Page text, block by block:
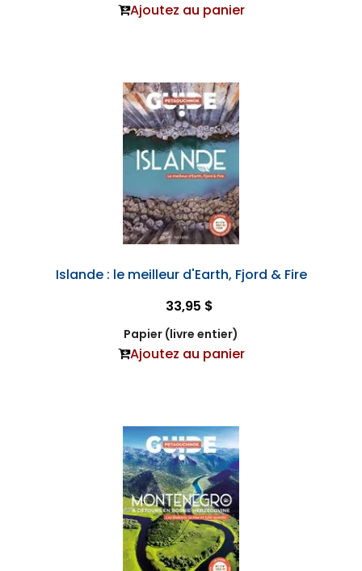
Ajoutez au panier
Islande : le meilleur d'Earth, Fjord & Fire
33,95 $
Papier (livre entier)
Ajoutez au panier